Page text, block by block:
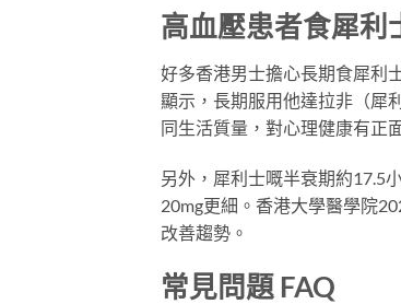
高血壓患者食犀利
好多香港男士擔心長期食犀利
顯示，長期服用他達拉非（犀
同生活質量，對心理健康有正
另外，犀利士嘅半衰期約17.5
20mg更細。香港大學醫學院
改善趨勢。
常見問題 FAQ